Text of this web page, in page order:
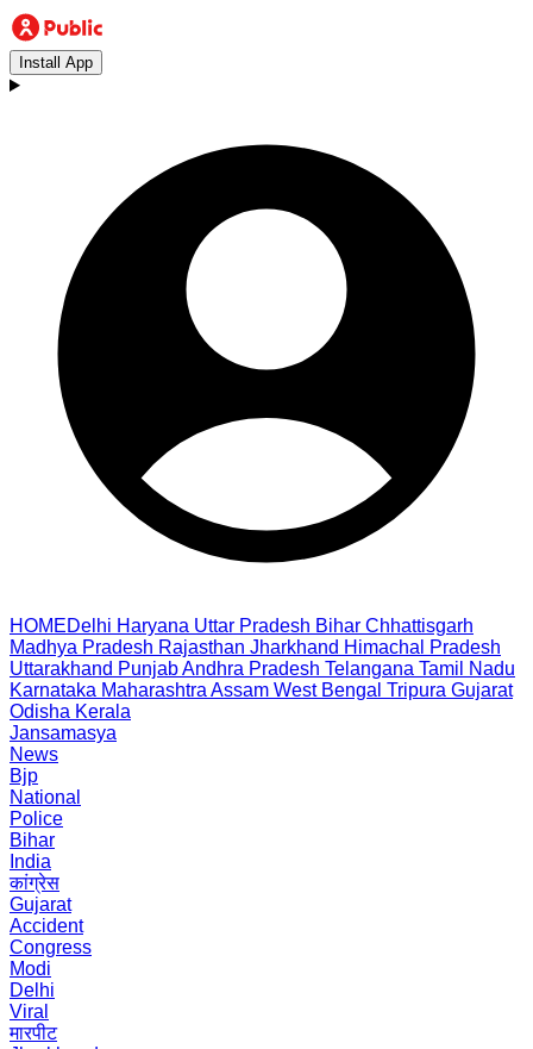
Install App
HOMEDelhi Haryana Uttar Pradesh Bihar Chhattisgarh
Madhya Pradesh Rajasthan Jharkhand Himachal Pradesh
Uttarakhand PunjabAndhra Pradesh Telangana Tamil Nadu
Karnataka Maharashtra Assam West Bengal Tripura Gujarat
Odisha Kerala
Jansamasya
News
Bjp
National
Police
Bihar
India
कांग्रेस
Gujarat
Accident
Congress
Modi
Delhi
Viral
मारपीट